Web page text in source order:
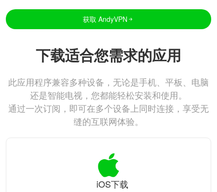
获取 AndyVPN
下载适合您需求的应用
此应用程序兼容多种设备，无论是手机、平板、电脑
还是智能电视，您都能轻松安装和使用。
通过一次订阅，即可在多个设备上同时连接，享受无
缝的互联网体验。
iOS下载